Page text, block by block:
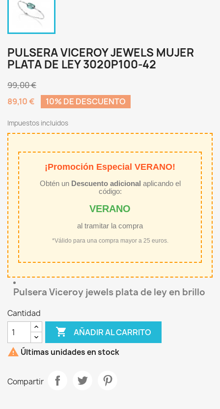
PULSERA VICEROY JEWELS MUJER
PLATA DE LEY 3020P100-42
99,00 €
89,10 €
10% DE DESCUENTO
Impuestos incluidos
¡Promoción Especial VERANO!
Obtén un Descuento adicional aplicando el
código:
VERANO
al tramitar la compra
*Válido para una compra mayor a 25 euros.
Pulsera Viceroy jewels plata de ley en brillo
Cantidad
 AÑADIR AL CARRITO
 Últimas unidades en stock
Compartir